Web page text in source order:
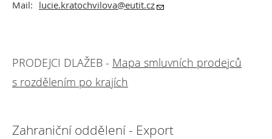
Mail: lucie.kratochvilova@eutit.cz
PRODEJCI DLAŽEB - Mapa smluvních prodejců
s rozdělením po krajích
Zahraniční oddělení - Export